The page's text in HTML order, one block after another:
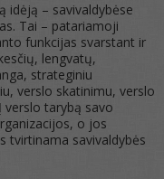
idėją – savivaldybėse
Tai – patariamoji
funkcijas svarstant ir
lengvatų,
strateginiu
verslo skatinimu, verslo
tarybą savo
o jos
tvirtinama savivaldybės